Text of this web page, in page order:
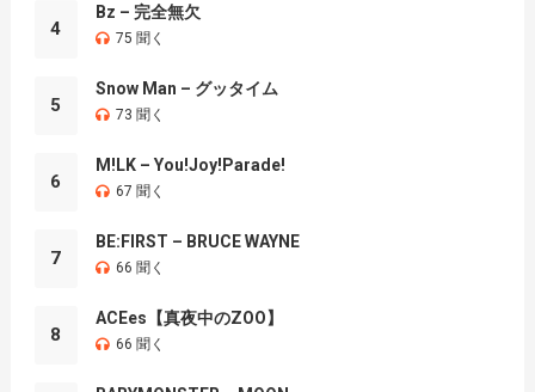
4
Bz – 完全無欠
75 聞く
5
Snow Man – グッタイム
73 聞く
6
M!LK – You!Joy!Parade!
67 聞く
7
BE:FIRST – BRUCE WAYNE
66 聞く
8
ACEes【真夜中のZOO】
66 聞く